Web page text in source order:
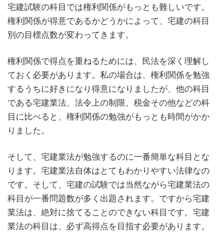
宅建試験の科目では権利関係がもっとも難しいです。
権利関係が得意であるかどうかによって、宅建の科目
別の目標点数が変わってきます。
権利関係で得点を重ねるためには、民法を深く理解し
ておく必要があります。私の場合は、権利関係を勉強
するうちに好きになり得意になりましたが、他の科目
である宅建業法、法令上の制限、税金その他などの科
目に比べると、権利関係の勉強がもっとも時間がかか
りました。
そして、宅建業法が勉強するのに一番簡単な科目とな
ります。宅建業法自体はとてもわかりやすい法律なの
です。そして、宅建の試験では当然ながら宅建業法の
科目が一番問題数が多く出題されます。ですから宅建
業法は、絶対に捨てることのできない科目です。宅建
業法の科目は、必ず高得点を目指す必要があります。